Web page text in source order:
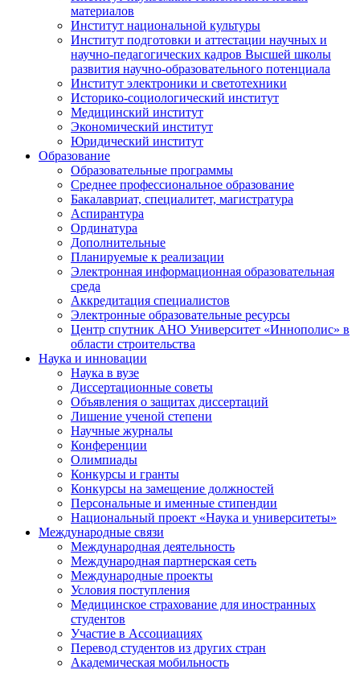
материалов
Институт национальной культуры
Институт подготовки и аттестации научных и
научно-педагогических кадров Высшей школы
развития научно-образовательного потенциала
Институт электроники и светотехники
Историко-социологический институт
Медицинский институт
Экономический институт
Юридический институт
Образование
Образовательные программы
Среднее профессиональное образование
Бакалавриат, специалитет, магистратура
Аспирантура
Ординатура
Дополнительные
Планируемые к реализации
Электронная информационная образовательная
среда
Аккредитация специалистов
Электронные образовательные ресурсы
Центр спутник АНО Университет «Иннополис» в
области строительства
Наука и инновации
Наука в вузе
Диссертационные советы
Объявления о защитах диссертаций
Лишение ученой степени
Научные журналы
Конференции
Олимпиады
Конкурсы и гранты
Конкурсы на замещение должностей
Персональные и именные стипендии
Национальный проект «Наука и университеты»
Международные связи
Международная деятельность
Международная партнерская сеть
Международные проекты
Условия поступления
Медицинское страхование для иностранных
студентов
Участие в Ассоциациях
Перевод студентов из других стран
Академическая мобильность